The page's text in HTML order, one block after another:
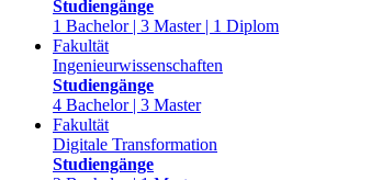
Studiengänge
1 Bachelor | 3 Master | 1 Diplom
Fakultät
Ingenieurwissenschaften
Studiengänge
4 Bachelor | 3 Master
Fakultät
Digitale Transformation
Studiengänge